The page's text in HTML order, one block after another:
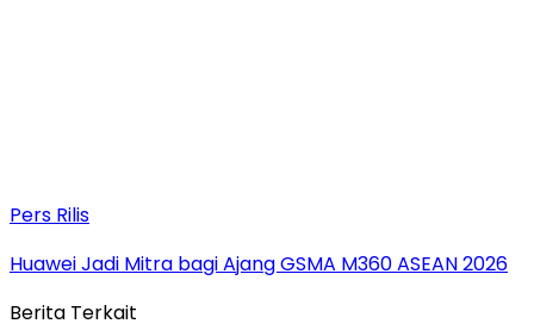
Pers Rilis
Huawei Jadi Mitra bagi Ajang GSMA M360 ASEAN 2026
Berita Terkait